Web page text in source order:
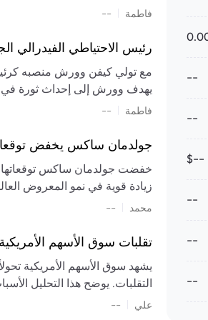
--
--
--$
--
--
--
تشكيل تقييم الصناعة، مع
فاطمة --
رئيس الاحتياطي الفيدرالي
مع تولي كيفن وورش منصبه كرئيس
يهدف وورش إلى إحداث ثورة في
السياسة ويمنح البنك المركزي
فاطمة --
جولدمان ساكس يخفض توقعات أسعار النفط لعام
زيادة قوية في نمو المعروض
سابقًا. من المتوقع عودة
عدم اليقين الجيوسياسي يمكن
استمرار الاضطرابات،
إضافي.
محمد --
تقلبات سوق الأسهم
يشهد سوق الأسهم الأمريكية
التقلبات. يوضح هذا التحليل
علي --